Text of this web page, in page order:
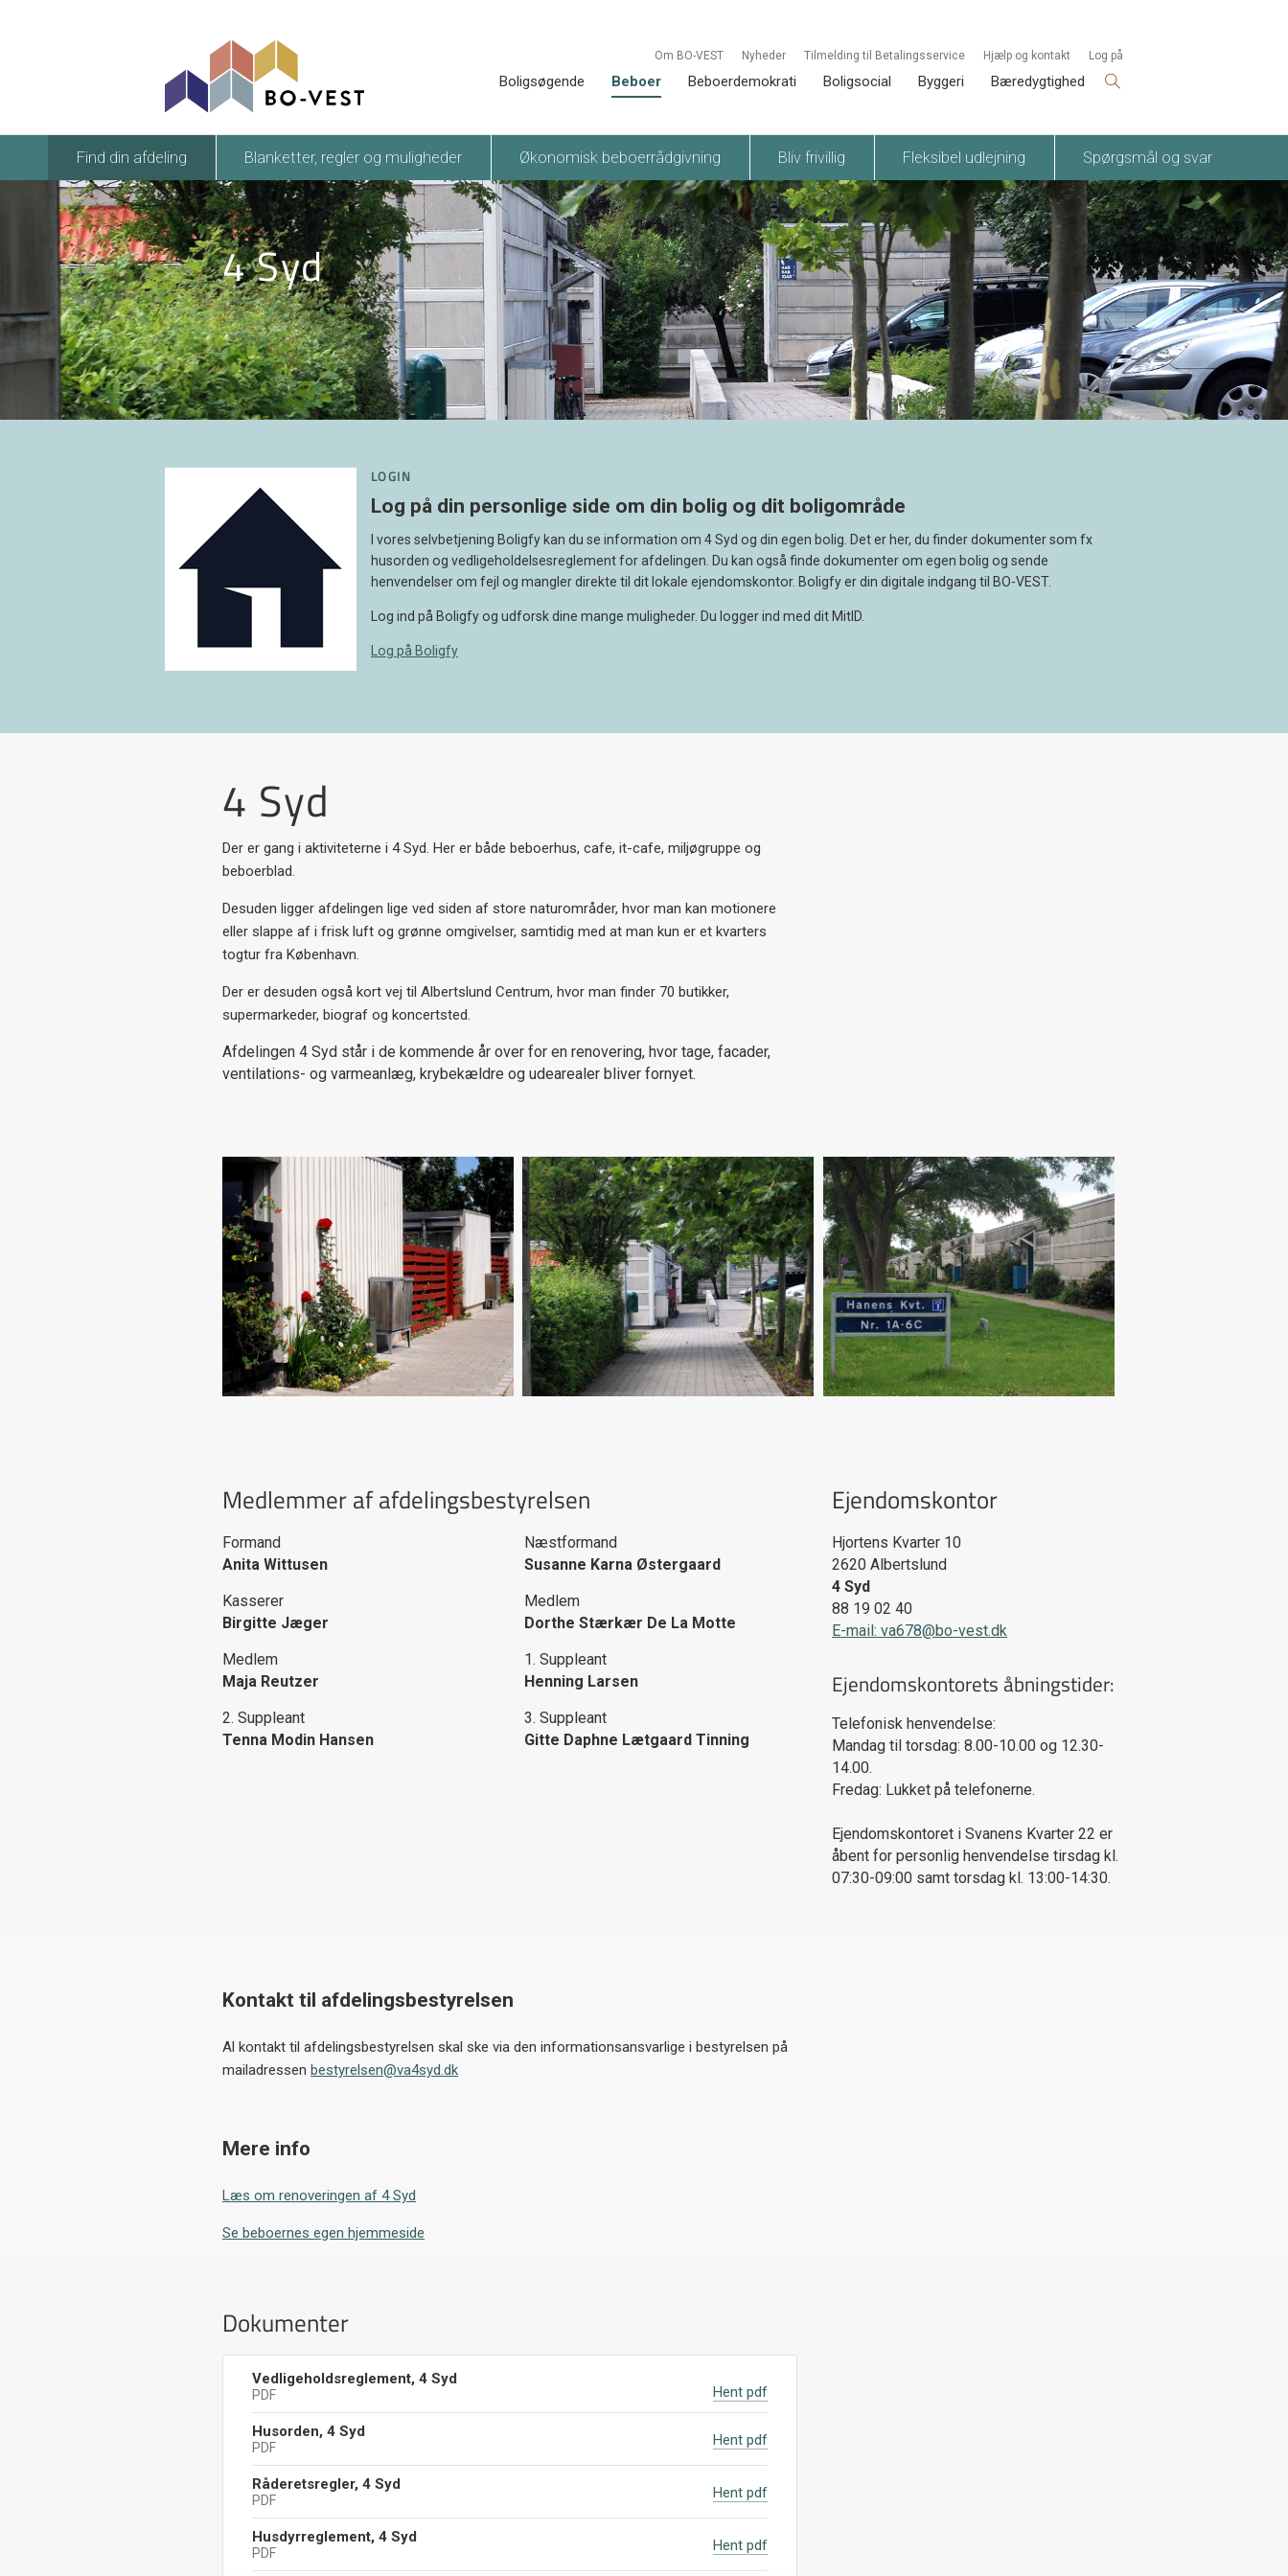
Om BO-VEST Nyheder Tilmelding til Betalingsservice Hjælp og kontakt Log på
Boligsøgende Beboer Beboerdemokrati Boligsocial Byggeri Bæredygtighed
Find din afdeling Blanketter, regler og muligheder Økonomisk beboerrådgivning Bliv frivillig Fleksibel udlejning Spørgsmål og svar
4 Syd
LOGIN
Log på din personlige side om din bolig og dit boligområde
I vores selvbetjening Boligfy kan du se information om 4 Syd og din egen bolig. Det er her, du finder dokumenter som fx
husorden og vedligeholdelsesreglement for afdelingen. Du kan også finde dokumenter om egen bolig og sende
henvendelser om fejl og mangler direkte til dit lokale ejendomskontor. Boligfy er din digitale indgang til BO-VEST.
Log ind på Boligfy og udforsk dine mange muligheder. Du logger ind med dit MitID.
Log på Boligfy
4 Syd
Der er gang i aktiviteterne i 4 Syd. Her er både beboerhus, cafe, it-cafe, miljøgruppe og
beboerblad.
Desuden ligger afdelingen lige ved siden af store naturområder, hvor man kan motionere
eller slappe af i frisk luft og grønne omgivelser, samtidig med at man kun er et kvarters
togtur fra København.
Der er desuden også kort vej til Albertslund Centrum, hvor man finder 70 butikker,
supermarkeder, biograf og koncertsted.
Afdelingen 4 Syd står i de kommende år over for en renovering, hvor tage, facader,
ventilations- og varmeanlæg, krybekældre og udearealer bliver fornyet.
Medlemmer af afdelingsbestyrelsen
Formand
Anita Wittusen
Næstformand
Susanne Karna Østergaard
Kasserer
Birgitte Jæger
Medlem
Dorthe Stærkær De La Motte
Medlem
Maja Reutzer
1. Suppleant
Henning Larsen
2. Suppleant
Tenna Modin Hansen
3. Suppleant
Gitte Daphne Lætgaard Tinning
Ejendomskontor
Hjortens Kvarter 10
2620Albertslund
4 Syd
88 19 02 40
E-mail: va678@bo-vest.dk
Ejendomskontorets åbningstider:
Telefonisk henvendelse:
Mandag til torsdag: 8.00-10.00 og 12.30-
14.00.
Fredag: Lukket på telefonerne.
Ejendomskontoret i Svanens Kvarter 22 er
åbent for personlig henvendelse tirsdag kl.
07:30-09:00 samt torsdag kl. 13:00-14:30.
Kontakt til afdelingsbestyrelsen
Al kontakt til afdelingsbestyrelsen skal ske via den informationsansvarlige i bestyrelsen på
mailadressen bestyrelsen@va4syd.dk
Mere info
Læs om renoveringen af 4 Syd
Se beboernes egen hjemmeside
Dokumenter
Vedligeholdsreglement, 4 Syd
PDF Hent pdf
Husorden, 4 Syd
PDF Hent pdf
Råderetsregler, 4 Syd
PDF Hent pdf
Husdyrreglement, 4 Syd
PDF Hent pdf